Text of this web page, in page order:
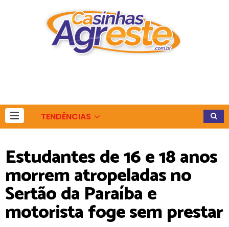
TENDÊNCIAS
Estudantes de 16 e 18 anos
morrem atropeladas no
Sertão da Paraíba e
motorista foge sem prestar